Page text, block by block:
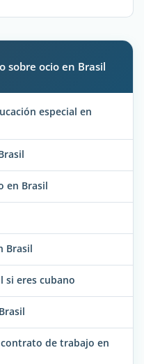
sobre ocio en Brasil
especial en
en Brasil
Brasil
si eres cubano
de trabajo en